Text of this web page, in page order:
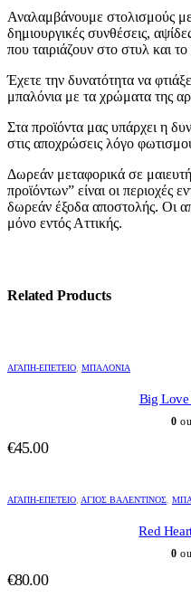
Αναλαμβάνουμε στολισμούς
δημιουργικές συνθέσεις,
που ταιριάζουν στο στυλ και
Έχετε την δυνατότητα να
μπαλόνια με τα χρώματα της
Στα προϊόντα μας υπάρχει η
στις αποχρώσεις λόγο
Δωρεάν μεταφορικά σε
προϊόντων” είναι οι περιοχές
δωρεάν έξοδα αποστολής. Οι
μόνο εντός Αττικής.
Related Products
ΑΓΆΠΗ-ΕΠΈΤΕΙΟ ΜΠΑΛΌΝΙΑ
Big Love
0
€45.00
ΑΓΆΠΗ-ΕΠΈΤΕΙΟ ΆΓΙΟΣ ΒΑΛΕΝΤΊΝΟΣ
Red
0
€80.00